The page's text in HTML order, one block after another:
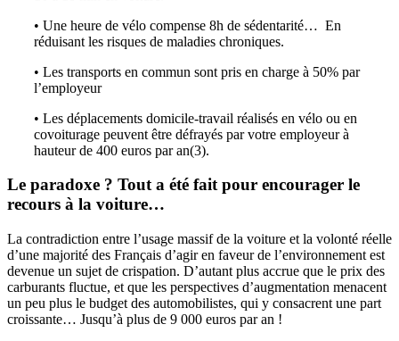
• Une heure de vélo compense 8h de sédentarité… En
réduisant les risques de maladies chroniques.
• Les transports en commun sont pris en charge à 50% par
l’employeur
• Les déplacements domicile-travail réalisés en vélo ou en
covoiturage peuvent être défrayés par votre employeur à
hauteur de 400 euros par an(3).
Le paradoxe ? Tout a été fait pour encourager le
recours à la voiture…
La contradiction entre l’usage massif de la voiture et la volonté réelle
d’une majorité des Français d’agir en faveur de l’environnement est
devenue un sujet de crispation. D’autant plus accrue que le prix des
carburants fluctue, et que les perspectives d’augmentation menacent
un peu plus le budget des automobilistes, qui y consacrent une part
croissante… Jusqu’à plus de 9 000 euros par an !